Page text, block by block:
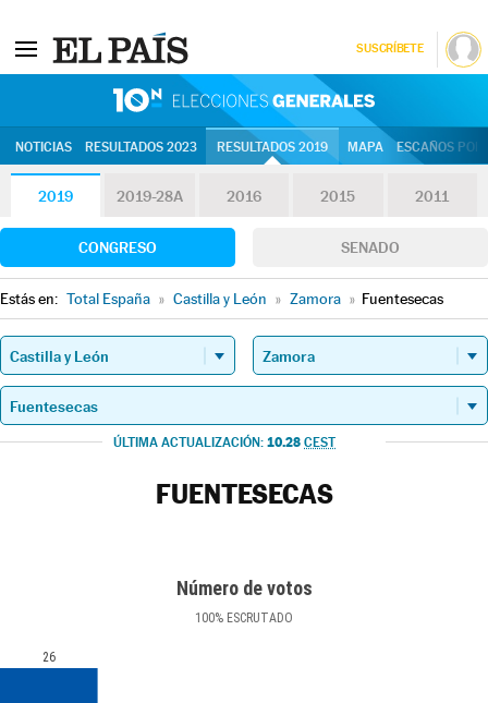
SUSCRÍBETE
NOTICIAS RESULTADOS 2023 RESULTADOS 2019 MAPA ESCAÑOS
2019 2019-28A 2016 2015 2011
CONGRESO SENADO
Estás en: Total España » Castilla y León » Zamora » Fuentesecas
ÚLTIMA ACTUALIZACIÓN: 10.28 CEST
FUENTESECAS
Número de votos
100% ESCRUTADO
26